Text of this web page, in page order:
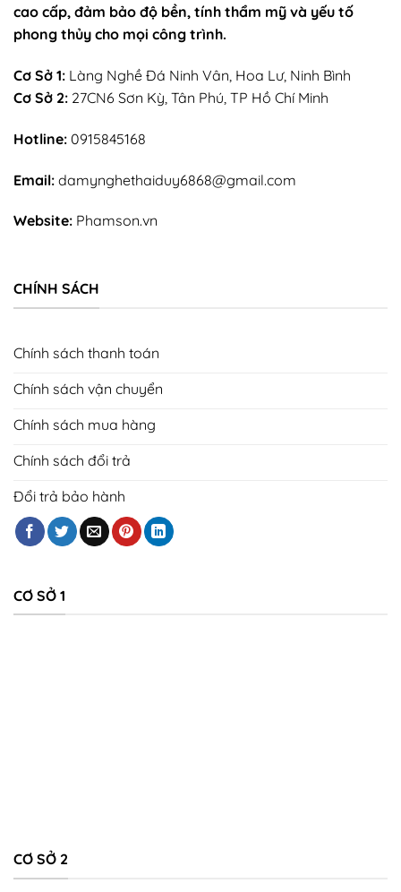
cao cấp, đảm bảo độ bền, tính thẩm mỹ và yếu tố
phong thủy cho mọi công trình.
Cơ Sở 1: Làng Nghề Đá Ninh Vân, Hoa Lư, Ninh Bình
Cơ Sở 2: 27CN6 Sơn Kỳ, Tân Phú, TP Hồ Chí Minh
Hotline: 0915845168
Email: damynghethaiduy6868@gmail.com
Website: Phamson.vn
CHÍNH SÁCH
Chính sách thanh toán
Chính sách vận chuyển
Chính sách mua hàng
Chính sách đổi trả
Đổi trả bảo hành
CƠ SỞ 1
CƠ SỞ 2